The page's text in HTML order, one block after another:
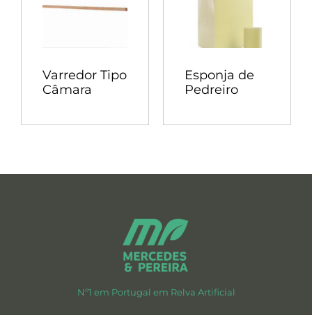
Varredor Tipo
Câmara
Esponja de
Pedreiro
Nº1 em Portugal em Relva Artificial